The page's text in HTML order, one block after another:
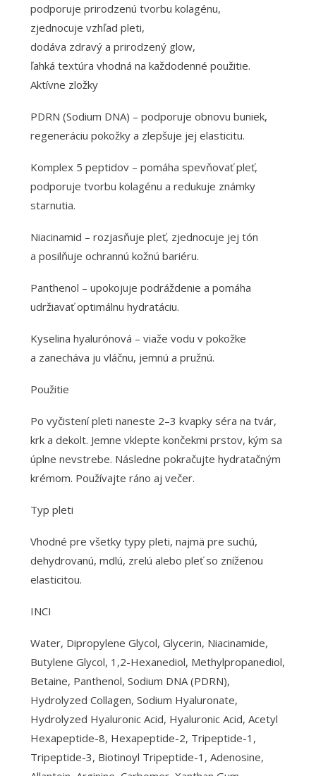
podporuje prirodzenú tvorbu kolagénu,
zjednocuje vzhľad pleti,
dodáva zdravý a prirodzený glow,
ľahká textúra vhodná na každodenné použitie.
Aktívne zložky
PDRN (Sodium DNA) – podporuje obnovu buniek,
regeneráciu pokožky a zlepšuje jej elasticitu.
Komplex 5 peptidov – pomáha spevňovať pleť,
podporuje tvorbu kolagénu a redukuje známky
starnutia.
Niacinamid – rozjasňuje pleť, zjednocuje jej tón
a posilňuje ochrannú kožnú bariéru.
Panthenol – upokojuje podráždenie a pomáha
udržiavať optimálnu hydratáciu.
Kyselina hyalurónová – viaže vodu v pokožke
a zanecháva ju vláčnu, jemnú a pružnú.
Použitie
Po vyčistení pleti naneste 2–3 kvapky séra na tvár,
krk a dekolt. Jemne vklepte končekmi prstov, kým sa
úplne nevstrebe. Následne pokračujte hydratačným
krémom. Používajte ráno aj večer.
Typ pleti
Vhodné pre všetky typy pleti, najmä pre suchú,
dehydrovanú, mdlú, zrelú alebo pleť so zníženou
elasticitou.
INCI
Water, Dipropylene Glycol, Glycerin, Niacinamide,
Butylene Glycol, 1,2-Hexanediol, Methylpropanediol,
Betaine, Panthenol, Sodium DNA (PDRN),
Hydrolyzed Collagen, Sodium Hyaluronate,
Hydrolyzed Hyaluronic Acid, Hyaluronic Acid, Acetyl
Hexapeptide-8, Hexapeptide-2, Tripeptide-1,
Tripeptide-3, Biotinoyl Tripeptide-1, Adenosine,